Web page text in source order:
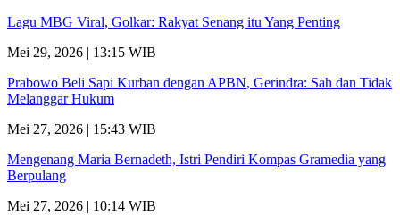
Lagu MBG Viral, Golkar: Rakyat Senang itu Yang Penting
Mei 29, 2026 | 13:15 WIB
Prabowo Beli Sapi Kurban dengan APBN, Gerindra: Sah dan Tidak
Melanggar Hukum
Mei 27, 2026 | 15:43 WIB
Mengenang Maria Bernadeth, Istri Pendiri Kompas Gramedia yang
Berpulang
Mei 27, 2026 | 10:14 WIB